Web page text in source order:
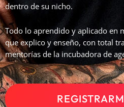
dentro de su nicho.
Todo lo aprendido y aplicado en
que explico y enseño, con total
mentorías de la incubadora de